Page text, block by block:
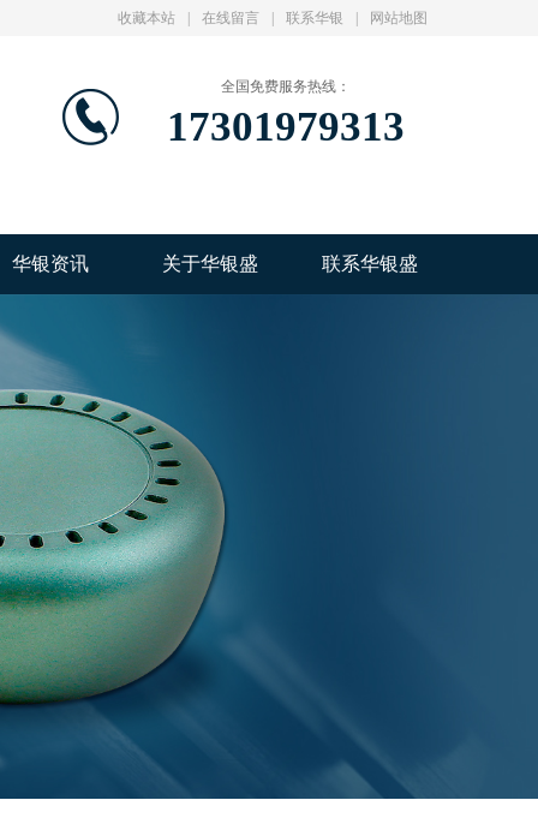
收藏本站 在线留言 联系华银 网站地图
全国免费服务热线：
17301979313
华银资讯 关于华银盛 联系华银盛